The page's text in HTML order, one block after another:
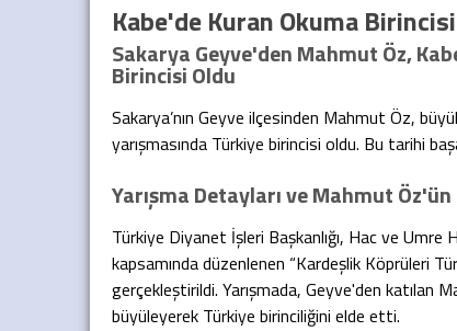
Kabe'de Kuran Okuma
Sakarya Geyve'den Mahmut Öz,
Birincisi Oldu
Sakarya’nın Geyve ilçesinden Mahmut Öz,
yarışmasında Türkiye birincisi oldu. Bu tarihi
Yarışma Detayları ve Mahmut Öz'ün
Türkiye Diyanet İşleri Başkanlığı, Hac ve
kapsamında düzenlenen “Kardeşlik Köprüleri
gerçekleştirildi. Yarışmada, Geyve'den
büyüleyerek Türkiye birinciliğini elde etti.